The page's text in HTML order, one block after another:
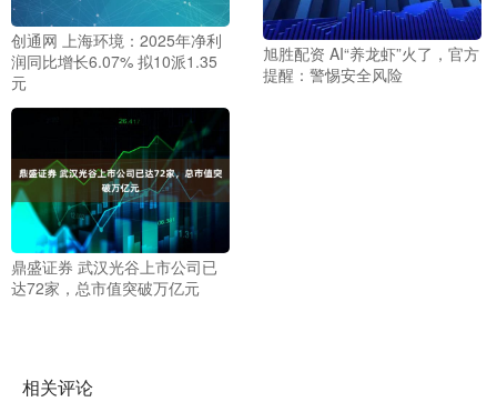
创通网 上海环境：2025年净利
润同比增长6.07% 拟10派1.35
元
旭胜配资 AI“养龙虾”火了，官方
提醒：警惕安全风险
鼎盛证券 武汉光谷上市公司已
达72家，总市值突破万亿元
相关评论